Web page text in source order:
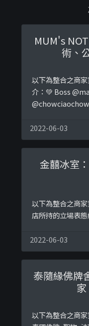
MUM's
術、
以下為整合之商
介：💚 Boss
302 Shanghai
https://
os ...
2022-06-03
金囍冰室
以下為整合之商
店所持的立場表
2022-06-03
泰隨緣佛牌
家
以下為整合之商